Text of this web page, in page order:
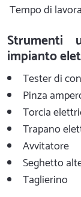
Tempo di
Strumenti
impianto
Tester di
Pinza
Torcia
Trapano
Avvitatore
Seghetto
Taglierino